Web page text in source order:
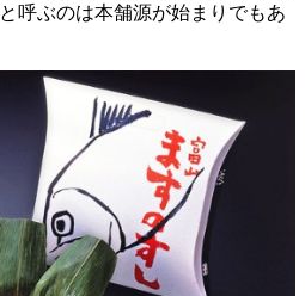
と呼ぶのは本舗源が始まりでもあ